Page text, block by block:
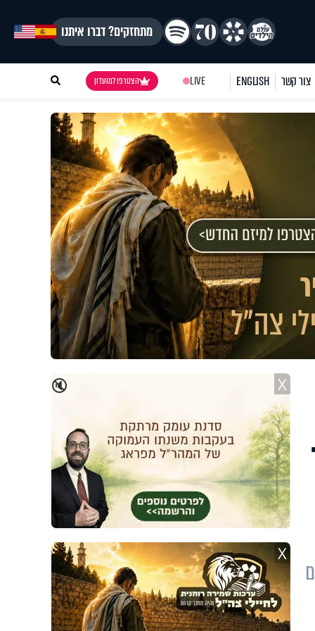
מתחזקים? דברו איתנו
צור קשר ENGLISH
LIVE הצטרפו למועדון
🔇 X
X